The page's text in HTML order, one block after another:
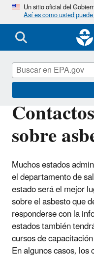
Un sitio oficial del
Así es como usted
sobre
Muchos estados
el departamento de
estado será el mejor
sobre el asbesto que
responderse con la
estados también
cursos de
En algunos casos,
Hogares